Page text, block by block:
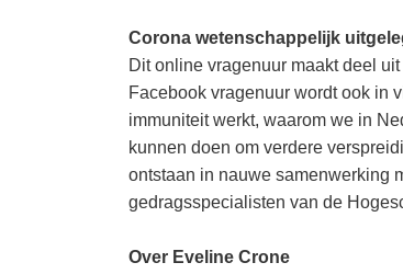
Corona wetenschappelijk
Dit online vragenuur maakt deel
Facebook vragenuur wordt ook in
immuniteit werkt, waarom we in
kunnen doen om verdere
ontstaan in nauwe samenwerking
gedragsspecialisten van de
Over Eveline Crone